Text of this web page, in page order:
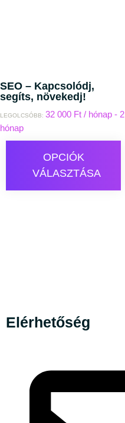
SEO – Kapcsolódj,
segíts, növekedj!
LEGOLCSÓBB: 32 000 Ft / hónap - 2
hónap
OPCIÓK
VÁLASZTÁSA
Elérhetőség